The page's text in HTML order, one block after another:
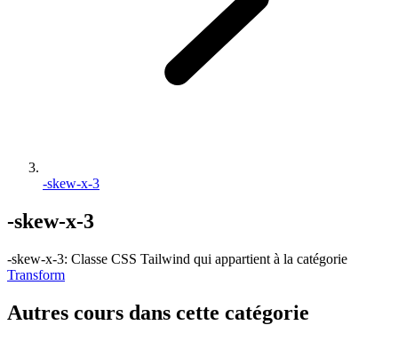
-skew-x-3
-skew-x-3
-skew-x-3: Classe CSS Tailwind qui appartient à la catégorie
Transform
Autres cours dans cette catégorie